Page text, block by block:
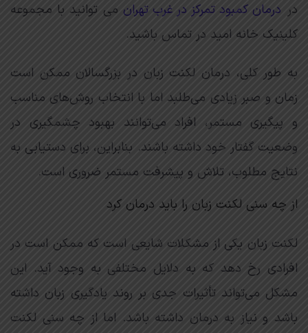
در درمان کمبود تمرکز در غرب تهران می توانید با مجموعه
کلینیک خانه امید در تماس باشید.
به طور کلی، درمان لکنت زبان در بزرگسالان ممکن است
زمان و صبر زیادی می‌طلبد اما با انتخاب روش‌های مناسب
و پیگیری مستمر، افراد می‌توانند بهبود چشمگیری در
وضعیت گفتار خود داشته باشند. بنابراین، برای دستیابی به
نتایج مطلوب، تلاش و پیشرفت مستمر ضروری است.
از چه سنی لکنت زبان را باید درمان کرد
لکنت زبان یکی از مشکلات شایعی است که ممکن است در
افرادی رخ دهد که به دلایل مختلفی به وجود آید. این
مشکل می‌تواند تأثیرات جدی بر روند یادگیری زبان داشته
باشد و نیاز به درمان داشته باشد. اما از چه سنی لکنت